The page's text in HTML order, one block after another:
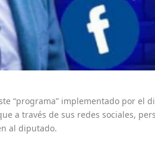
“programa” implementado por el
a través de sus redes sociales,
al diputado.